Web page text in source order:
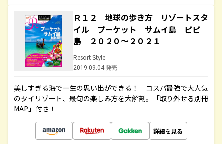
Ｒ１２ 地球の歩き方 リゾートスタ
イル プーケット サムイ島 ピピ
島 ２０２０～２０２１
Resort Style
2019.09.04 発売
美しすぎる海で一生の思い出ができる！ コスパ最強で大人気
のタイリゾート、最旬の楽しみ方を大解剖。「取り外せる別冊
MAP」付き！
詳細を見る